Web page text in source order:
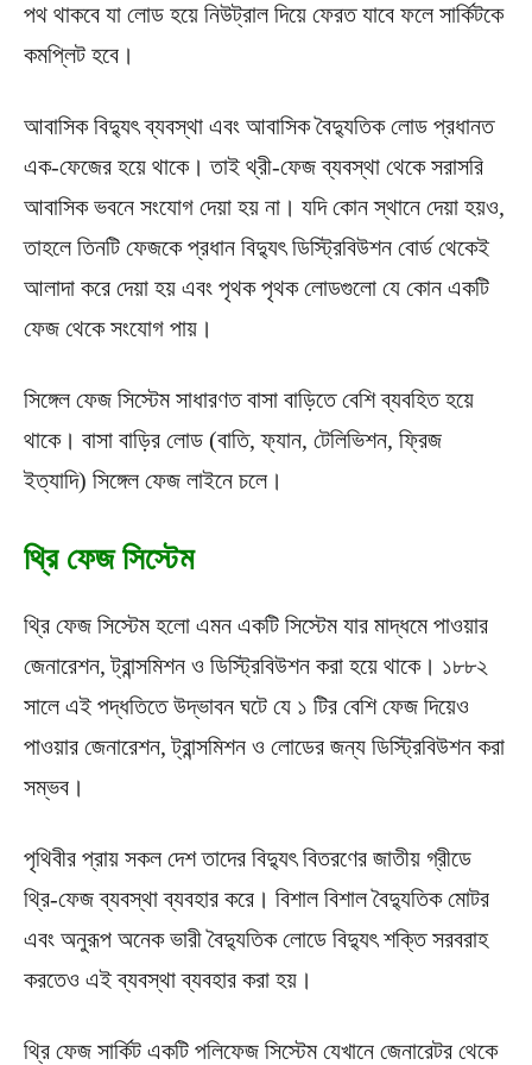
পথ থাকবে যা লোড হয়ে নিউট্রাল দিয়ে ফেরত যাবে ফলে সার্কিটকে
কমপ্লিট হবে।
আবাসিক বিদ্যুৎ ব্যবস্থা এবং আবাসিক বৈদ্যুতিক লোড প্রধানত
এক-ফেজের হয়ে থাকে। তাই থ্রী-ফেজ ব্যবস্থা থেকে সরাসরি
আবাসিক ভবনে সংযোগ দেয়া হয় না। যদি কোন স্থানে দেয়া হয়ও,
তাহলে তিনটি ফেজকে প্রধান বিদ্যুৎ ডিস্ট্রিবিউশন বোর্ড থেকেই
আলাদা করে দেয়া হয় এবং পৃথক পৃথক লোডগুলো যে কোন একটি
ফেজ থেকে সংযোগ পায়।
সিঙ্গেল ফেজ সিস্টেম সাধারণত বাসা বাড়িতে বেশি ব্যবহিত হয়ে
থাকে। বাসা বাড়ির লোড (বাতি, ফ্যান, টেলিভিশন, ফ্রিজ
ইত্যাদি) সিঙ্গেল ফেজ লাইনে চলে।
থ্রি ফেজ সিস্টেম
থ্রি ফেজ সিস্টেম হলো এমন একটি সিস্টেম যার মাদ্ধমে পাওয়ার
জেনারেশন, ট্রান্সমিশন ও ডিস্ট্রিবিউশন করা হয়ে থাকে। ১৮৮২
সালে এই পদ্ধতিতে উদ্ভাবন ঘটে যে ১ টির বেশি ফেজ দিয়েও
পাওয়ার জেনারেশন, ট্রান্সমিশন ও লোডের জন্য ডিস্ট্রিবিউশন করা
সম্ভব।
পৃথিবীর প্রায় সকল দেশ তাদের বিদ্যুৎ বিতরণের জাতীয় গ্রীডে
থ্রি-ফেজ ব্যবস্থা ব্যবহার করে। বিশাল বিশাল বৈদ্যুতিক মোটর
এবং অনুরূপ অনেক ভারী বৈদ্যুতিক লোডে বিদ্যুৎ শক্তি সরবরাহ
করতেও এই ব্যবস্থা ব্যবহার করা হয়।
থ্রি ফেজ সার্কিট একটি পলিফেজ সিস্টেম যেখানে জেনারেটর থেকে